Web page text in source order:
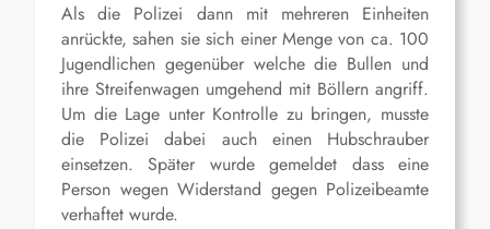
Als die Polizei dann mit mehreren Einheiten
anrückte, sahen sie sich einer Menge von ca. 100
Jugendlichen gegenüber welche die Bullen und
ihre Streifenwagen umgehend mit Böllern angriff.
Um die Lage unter Kontrolle zu bringen, musste
die Polizei dabei auch einen Hubschrauber
einsetzen. Später wurde gemeldet dass eine
Person wegen Widerstand gegen Polizeibeamte
verhaftet wurde.